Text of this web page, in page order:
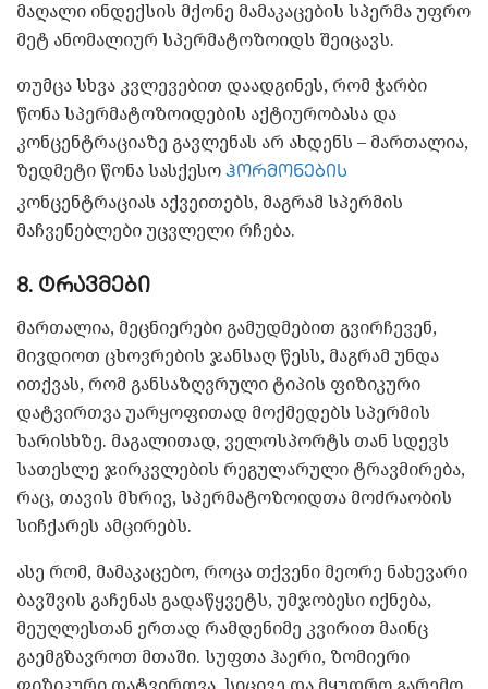
მაღალი ინდექსის მქონე მამაკაცების სპერმა უფრო
მეტ ანომალიურ სპერმატოზოიდს შეიცავს.
თუმცა სხვა კვლევებით დაადგინეს, რომ ჭარბი
წონა სპერმატოზოიდების აქტიურობასა და
კონცენტრაციაზე გავლენას არ ახდენს – მართალია,
ზედმეტი წონა სასქესო ჰორმონების
კონცენტრაციას აქვეითებს, მაგრამ სპერმის
მაჩვენებლები უცვლელი რჩება.
8. ტრავმები
მართალია, მეცნიერები გამუდმებით გვირჩევენ,
მივდიოთ ცხოვრების ჯანსაღ წესს, მაგრამ უნდა
ითქვას, რომ განსაზღვრული ტიპის ფიზიკური
დატვირთვა უარყოფითად მოქმედებს სპერმის
ხარისხზე. მაგალითად, ველოსპორტს თან სდევს
სათესლე ჯირკვლების რეგულარული ტრავმირება,
რაც, თავის მხრივ, სპერმატოზოიდთა მოძრაობის
სიჩქარეს ამცირებს.
ასე რომ, მამაკაცებო, როცა თქვენი მეორე ნახევარი
ბავშვის გაჩენას გადაწყვეტს, უმჯობესი იქნება,
მეუღლესთან ერთად რამდენიმე კვირით მაინც
გაემგზავროთ მთაში. სუფთა ჰაერი, ზომიერი